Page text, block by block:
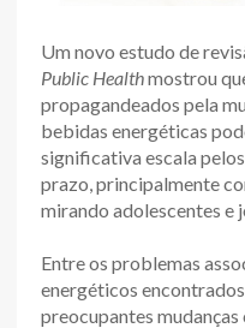
Um novo estudo de
Public Healthmostrou
propagandeados pela
bebidas energéticas
significativa escala
prazo, principalmente
mirando adolescentes e
Entre os problemas
energéticos
preocupantes